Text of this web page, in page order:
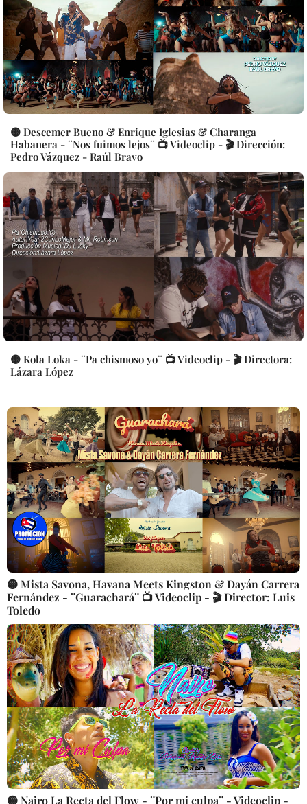
🟡 Descemer Bueno & Enrique Iglesias & Charanga
Habanera - ¨Nos fuimos lejos¨ 📺 Videoclip - 🎬 Dirección:
Pedro Vázquez - Raúl Bravo
🟡 Kola Loka - ¨Pa chismoso yo¨ 📺 Videoclip - 🎬 Directora:
Lázara López
🟡 Mista Savona, Havana Meets Kingston & Dayán Carrera
Fernández - ¨Guarachará¨ 📺 Videoclip - 🎬 Director: Luis
Toledo
🟡 Nairo La Recta del Flow - ¨Por mi culpa¨ - Videoclip -